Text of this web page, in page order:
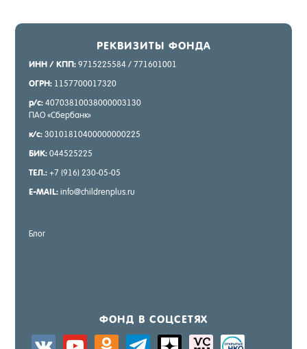
РЕК­ВИ­ЗИТЫ ФОН­ДА
ИНН / КПП: 9715225584 / 771601001
ОГРН: 1157700017320
р/с: 40703810038000003130
ПАО «Сбер­банк»
к/с: 30101810400000000225
БИК: 044525225
ТЕЛ.: +7 (916) 230-05-05
E-MAIL: info@childrenplus.ru
Блог
ФОНД В СОЦ­СЕ­ТЯХ
vkontakteyoutube odnoklassnikitelegramzen- sitemap activity